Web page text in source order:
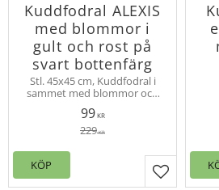
Kuddfodral ALEXIS
med blommor i
gult och rost på
svart bottenfärg
Stl. 45x45 cm, Kuddfodral i
sammet med blommor och
passpoal runt kanten och
med dold dragkedja nedtill.
99KR
229KR
Lägg till i
KÖP